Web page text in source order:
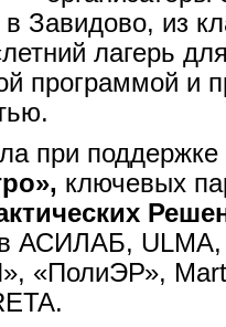
Завидово, из
лагерь
программой и
при поддержке
ключевых
АСИЛАБ,
«ПолиЭР»,